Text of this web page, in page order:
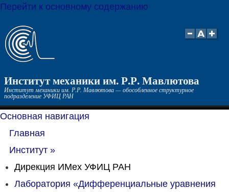
Перейти к основному содержанию
Институт механики им. Р.Р. Мавлютова
Институт механики им. Р.Р. Мавлютова — обособленное структурное
подразделение УФИЦ РАН
Основная навигация
Главная
Институт »
Дирекция ИМех УФИЦ РАН
Лаборатория «Дифференциальные уравнения